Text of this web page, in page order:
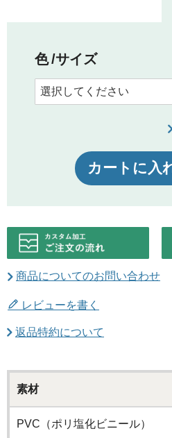
色 サイズ
カートに入
商品についてのお問い合わせ
レビューを書く
返品特約について
素材
PVC（ポリ塩化ビニール）